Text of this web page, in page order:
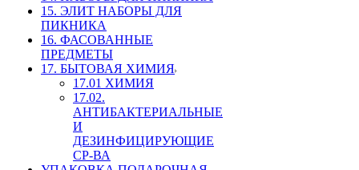
15. ЭЛИТ НАБОРЫ ДЛЯ
ПИКНИКА
16. ФАСОВАННЫЕ
ПРЕДМЕТЫ
17. БЫТОВАЯ ХИМИЯ
17.01 ХИМИЯ
17.02.
АНТИБАКТЕРИАЛЬНЫЕ
И
ДЕЗИНФИЦИРУЮЩИЕ
СР-ВА